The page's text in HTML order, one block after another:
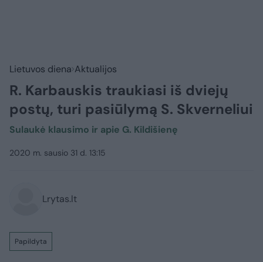
Lietuvos diena Aktualijos
R. Karbauskis traukiasi iš dviejų
postų, turi pasiūlymą S. Skverneliui
Sulaukė klausimo ir apie G. Kildišienę
2020 m. sausio 31 d. 13:15
Lrytas.lt
Papildyta